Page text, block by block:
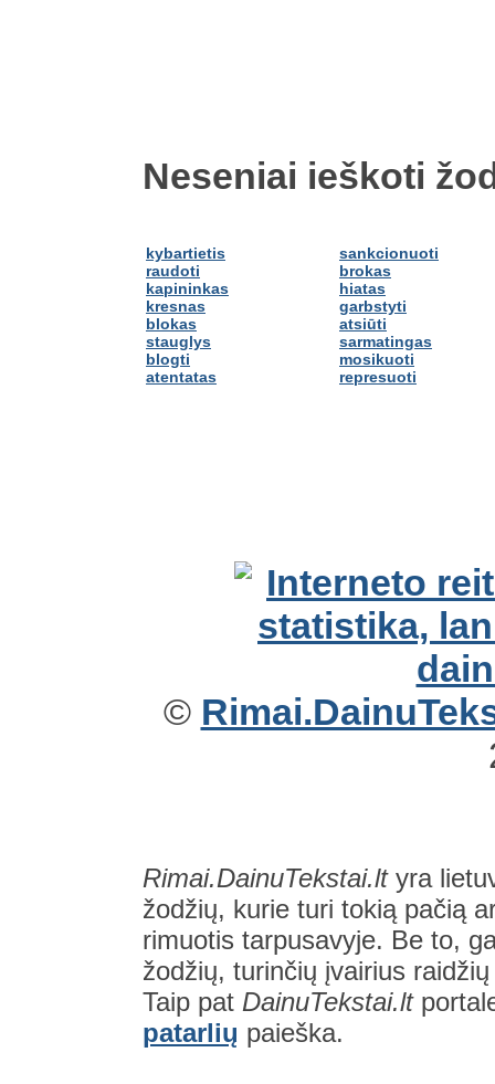
Neseniai ieškoti
kybartietis
raudoti
kapininkas
kresnas
blokas
stauglys
blogti
atentatas
sankcionuoti
brokas
hiatas
garbstyti
atsiūti
sarmatingas
mosikuoti
represuoti
©
Rimai.DainuTekstai.ltyra
žodžių, kurie turi tokią pačią
rimuotis tarpusavyje. Be to,
žodžių, turinčių įvairius
Taip pat DainuTekstai.lt
patarlių paieška.